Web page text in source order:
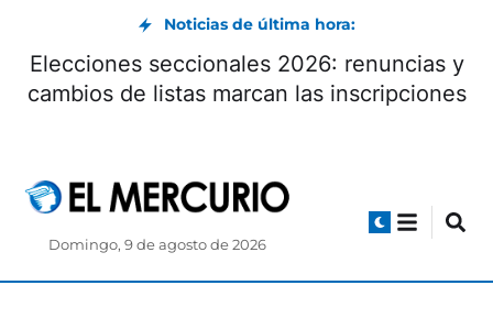
Noticias de última hora:
Elecciones seccionales 2026: renuncias y
cambios de listas marcan las inscripciones
Domingo, 9 de agosto de 2026